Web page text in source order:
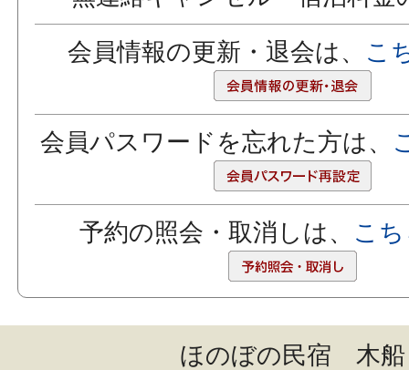
会員情報の更新・退会は、 こ
会員パスワードを忘れた方は、
予約の照会・取消しは、 こ
ほのぼの民宿 木船